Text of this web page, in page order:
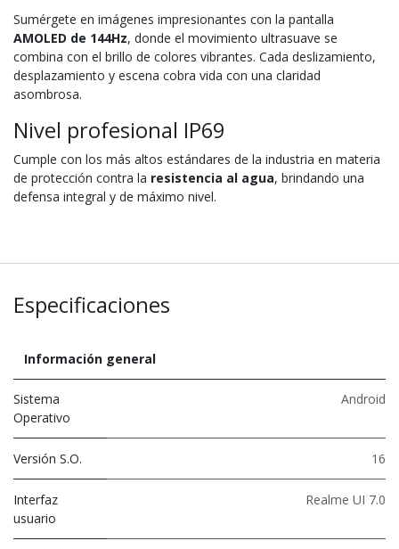
Sumérgete en imágenes impresionantes con la pantalla
AMOLED de 144Hz, donde el movimiento ultrasuave se
combina con el brillo de colores vibrantes. Cada deslizamiento,
desplazamiento y escena cobra vida con una claridad
asombrosa.
Nivel profesional IP69
Cumple con los más altos estándares de la industria en materia
de protección contra la resistencia al agua, brindando una
defensa integral y de máximo nivel.
Especificaciones
Información general
Sistema
Operativo
Android
Versión S.O. 16
Interfaz
usuario
Realme UI 7.0